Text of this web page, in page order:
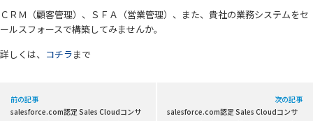
ＣＲＭ（顧客管理）、ＳＦＡ（営業管理）、また、貴社の業務システムをセ
ールスフォースで構築してみませんか。
詳しくは、 コチラまで
前の記事
salesforce.com認定 Sales Cloudコンサ
次の記事
salesforce.com認定 Sales Cloudコンサ